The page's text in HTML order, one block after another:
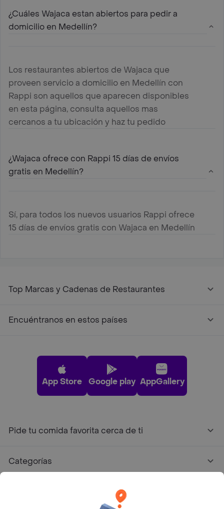
¿Cuáles Wajaca estan abiertos para pedir a
domicilio en Medellín?
Los restaurantes abiertos de Wajaca que
proveen servicio a domicilio en Medellín con
Rappi son aquellos que aparecen disponibles
en esta página, consulta aquellos mas
cercanos a tu ubicación y haz tu pedido
¿Wajaca ofrece con Rappi 15 días de envíos
gratis en Medellín?
Sí, para todos los nuevos usuarios Rappi ofrece
15 días de envíos gratis con Wajaca en Medellín
Top Marcas y Cadenas de Restaurantes
Encuéntranos en estos países
App Store Google play AppGallery
Pide tu comida favorita cerca de ti
Categorías